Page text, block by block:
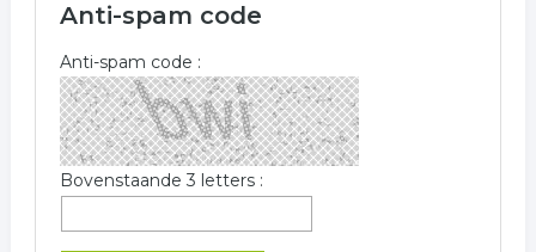
Anti-spam code
Anti-spam code :
Bovenstaande 3 letters :